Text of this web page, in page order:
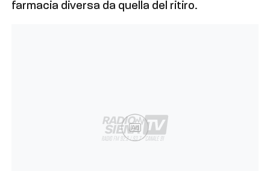
farmacia diversa da quella del ritiro.
Ad